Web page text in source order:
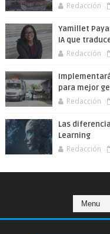
Redacción
Yamillet
IA que
Redacción
para mejor
Redacción
Las
Learning
Redacción